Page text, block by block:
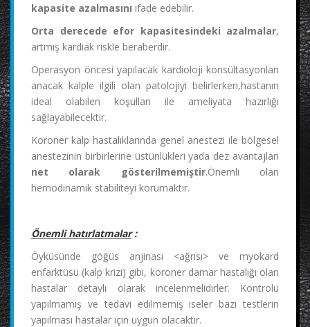
kapasite azalmasını ifade edebilir.
Orta derecede efor kapasitesindeki azalmalar,
artmış kardiak riskle beraberdir.
Operasyon öncesi yapılacak kardioloji konsültasyonları
anacak kalple ilgili olan patolojiyi belirlerken,hastanın
ideal olabilen koşulları ile ameliyata hazırlığı
sağlayabilecektir.
Koroner kalp hastalıklarında genel anestezi ile bölgesel
anestezinin birbirlerine üstünlükleri yada dez avantajları
net olarak gösterilmemiştir.Önemli olan
hemodinamik stabiliteyi korumaktır.
Önemli hatırlatmalar:
Öyküsünde göğüs anjinası <ağrısı> ve myokard
enfarktüsü (kalp krizi) gibi, koroner damar hastalığı olan
hastalar detaylı olarak incelenmelidirler. Kontrolü
yapılmamış ve tedavi edilmemiş iseler bazı testlerin
yapılması hastalar için uygun olacaktır.